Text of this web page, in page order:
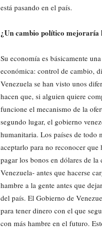
está pasando en el país.
¿Un cambio político mejoraría
Su economía es básicamente
económica: control de cambio,
Venezuela se han visto unos
hacen que, si alguien quiere
funcione el mecanismo de la
segundo lugar, el gobierno
humanitaria. Los países de todo
aceptarlo para no reconocer
pagar los bonos en dólares de
Venezuela- antes que hacerse
hambre a la gente antes que
del país. El Gobierno de
para tener dinero con el que
con más hambre en el futuro.